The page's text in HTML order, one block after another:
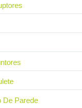
De Parede